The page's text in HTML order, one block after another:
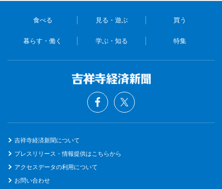
食べる 見る・遊ぶ 買う
暮らす・働く 学ぶ・知る 特集
吉祥寺経済新聞について
プレスリリース・情報提供はこちらから
アクセスデータの利用について
お問い合わせ